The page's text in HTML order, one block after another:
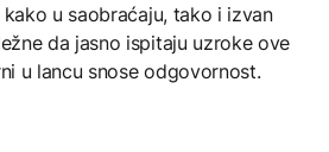
u saobraćaju, tako i izvan
da jasno ispitaju uzroke ove
u lancu snose odgovornost.